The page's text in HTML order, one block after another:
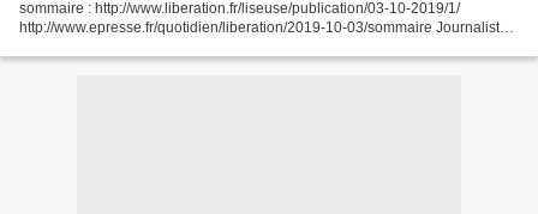
sommaire : http://www.liberation.fr/liseuse/publication/03-10-2019/1/
http://www.epresse.fr/quotidien/liberation/2019-10-03/sommaire Journalistes